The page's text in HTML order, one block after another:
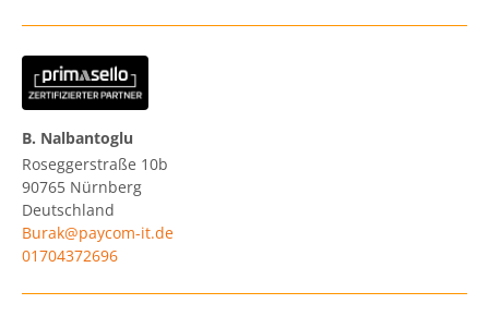
B. Nalbantoglu
Roseggerstraße 10b
90765 Nürnberg
Deutschland
Burak@paycom-it.de
01704372696